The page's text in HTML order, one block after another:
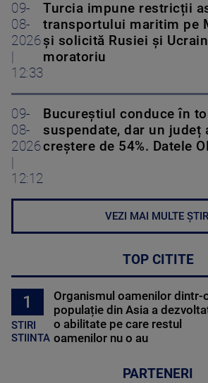
09-
08-
2026
12:33
Turcia impune restricții
transportului maritim pe
și solicită Rusiei și
moratoriu
09-
08-
2026
12:12
Bucureștiul conduce în
suspendate, dar un județ
creștere de 54%. Datele
VEZI MAI MULTE
TOP CITITE
1
STIRI
STIINTA
Organismul oamenilor dintr-
populație din Asia a
o abilitate pe care restul
oamenilor nu o au
PARTENERI